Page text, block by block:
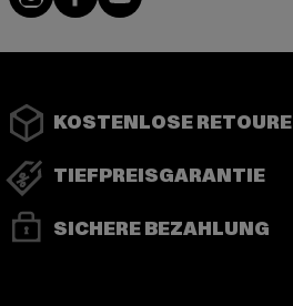
KOSTENLOSE RETOURE
TIEFPREISGARANTIE
SICHERE BEZAHLUNG